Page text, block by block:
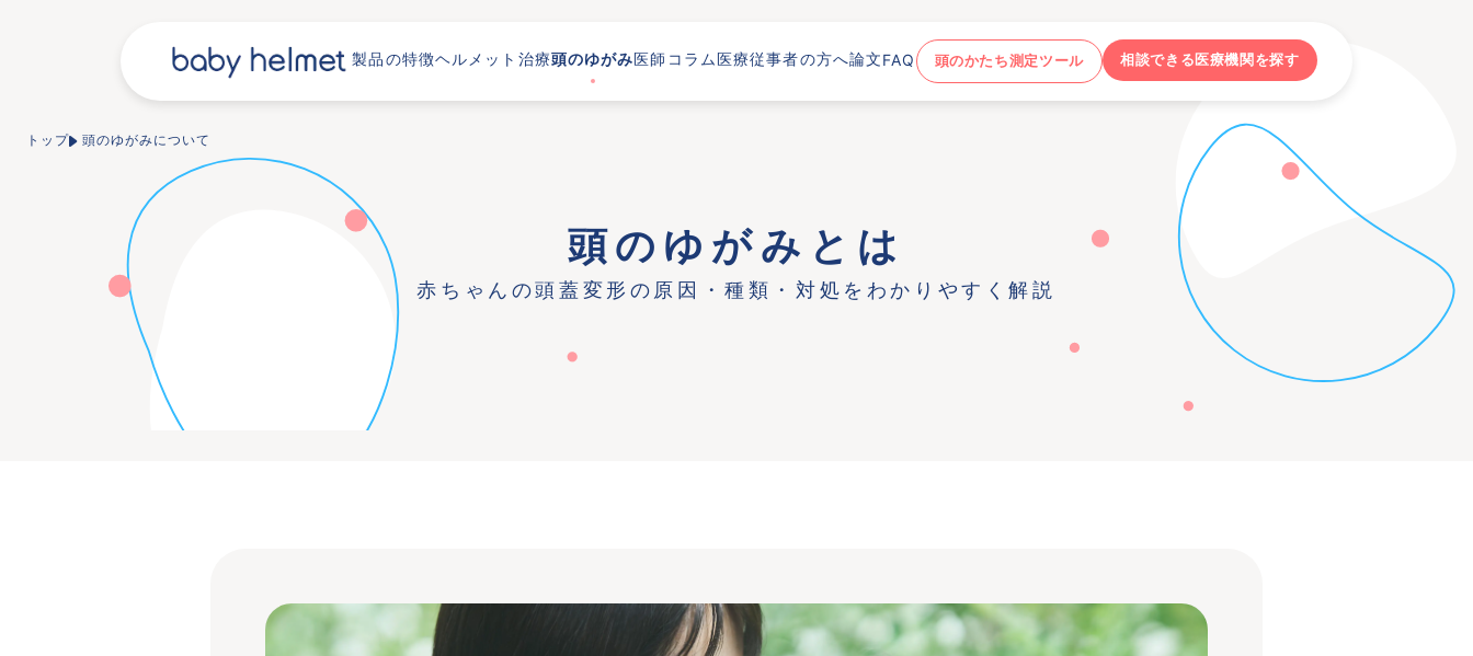
製品の特徴ヘルメット治療頭のゆがみ医師コラム医療従事者の方へ論文FAQ 頭のかたち測定ツール 相談できる医療機関を探す
トップ 頭のゆがみについて
頭のゆがみとは
赤ちゃんの頭蓋変形の原因・種類・対処をわかりやすく解説